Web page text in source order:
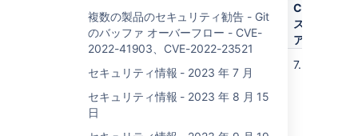
複数の製品のセキュリティ勧告 - Git
のバッファ オーバーフロー - CVE-
2022-41903、CVE-2022-23521
セキュリティ情報 - 2023 年 7 月
セキュリティ情報 - 2023 年 8 月 15
日
刻
CVSS
スコ
ア
DoS (Denial of Service)
net.sourceforge.nekohtml:nekohtml
Vulnerability in Jira Service
Management Data Center and
7.5